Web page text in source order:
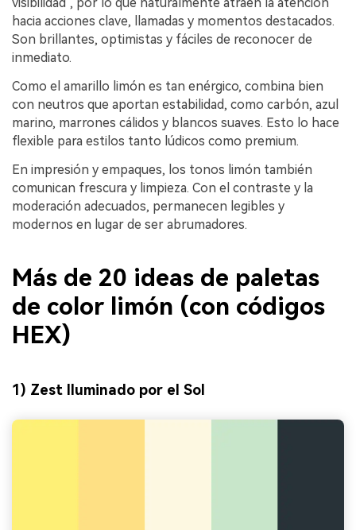
hacia acciones clave, llamadas y momentos destacados.
Son brillantes, optimistas y fáciles de reconocer de
inmediato.
Como el amarillo limón es tan enérgico, combina bien
con neutros que aportan estabilidad, como carbón, azul
marino, marrones cálidos y blancos suaves. Esto lo hace
flexible para estilos tanto lúdicos como premium.
En impresión y empaques, los tonos limón también
comunican frescura y limpieza. Con el contraste y la
moderación adecuados, permanecen legibles y
modernos en lugar de ser abrumadores.
Más de 20 ideas de paletas
de color limón (con códigos
HEX)
1) Zest Iluminado por el Sol